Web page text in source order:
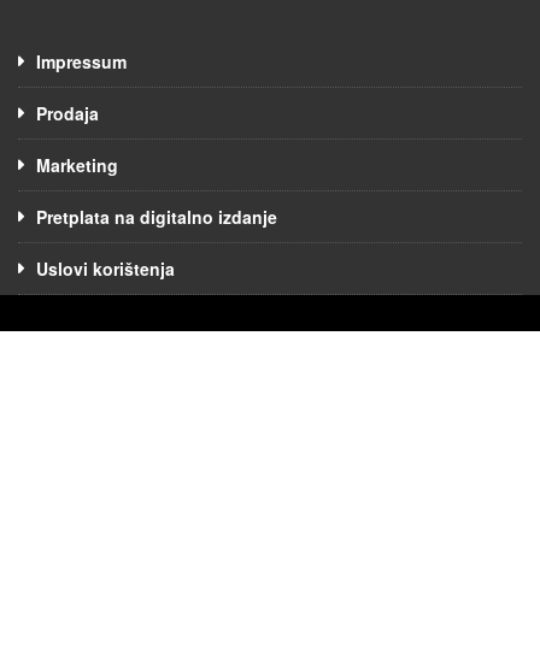
Impressum
Prodaja
Marketing
Pretplata na digitalno izdanje
Uslovi korištenja